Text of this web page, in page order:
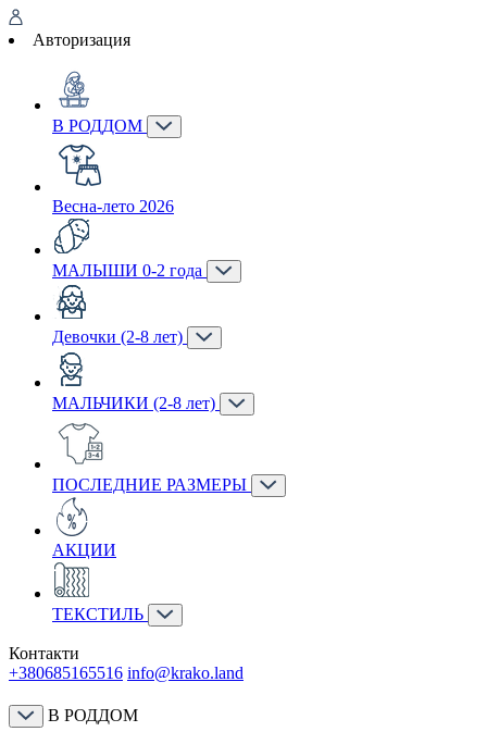
Авторизация
В РОДДОМ
Весна-лето 2026
МАЛЫШИ 0-2 года
Девочки (2-8 лет)
МАЛЬЧИКИ (2-8 лет)
ПОСЛЕДНИЕ РАЗМЕРЫ
АКЦИИ
ТЕКСТИЛЬ
Контакти
+380685165516 info@krako.land
В РОДДОМ